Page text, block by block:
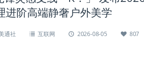
进阶高端静奢户外美学
通社 互联网 2026-08-05 807